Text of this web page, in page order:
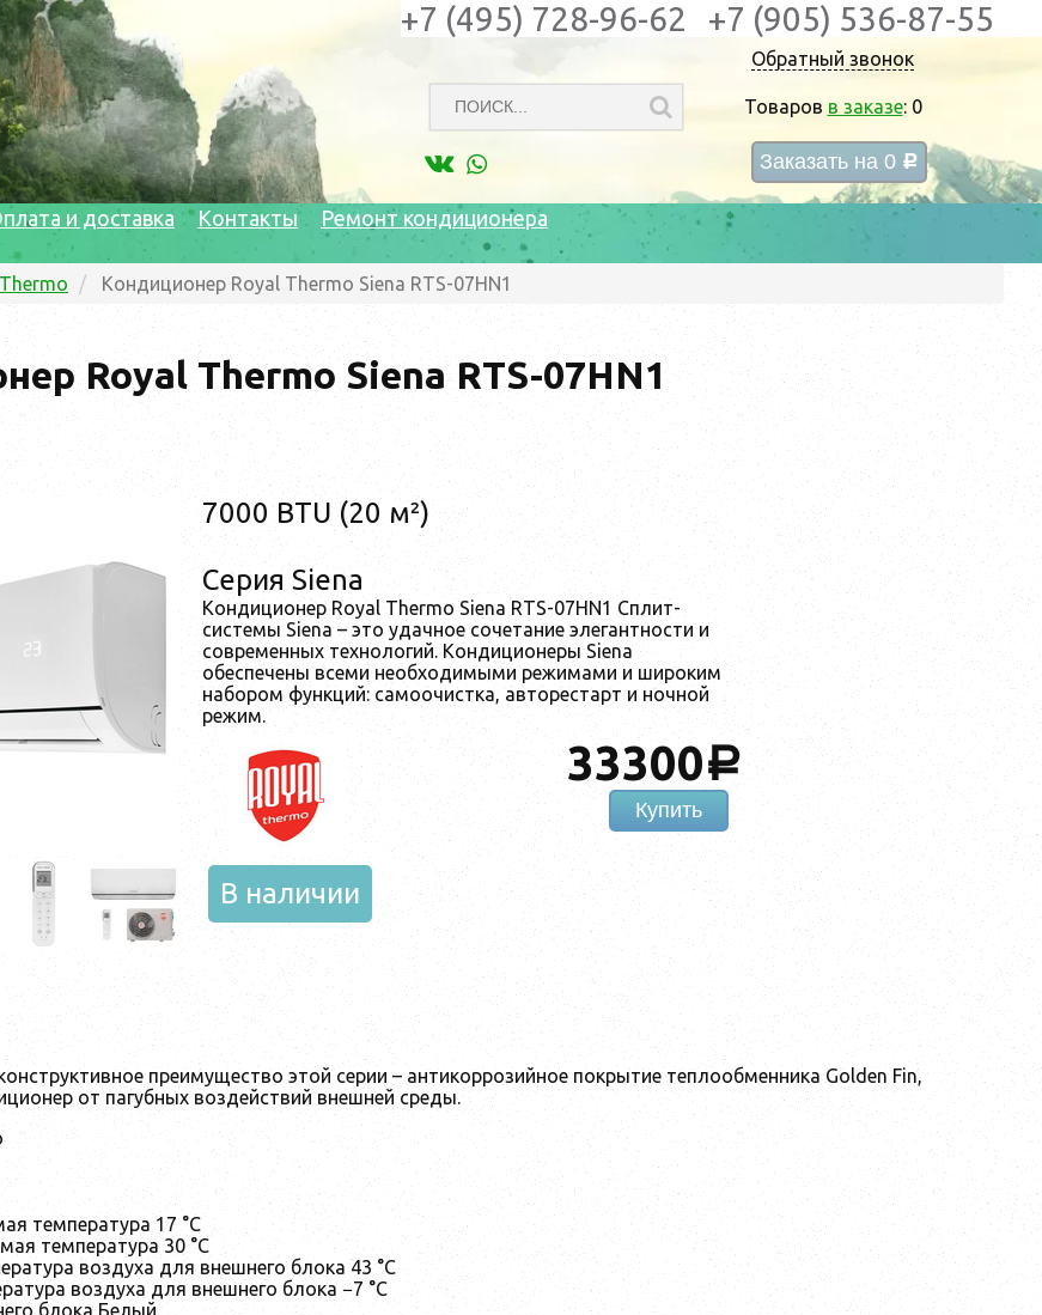
Обратный звонок
Товаров в заказе: 0
Заказать на 0 c
+7 (495) 728-96-62 +7 (905) 536-87-55
и доставка Контакты Ремонт кондиционера
Кондиционер Royal Thermo Siena RTS-07HN1
Royal Thermo Siena RTS-07HN1
7000 BTU (20 м²)
Серия Siena
Кондиционер Royal Thermo Siena RTS-07HN1 Сплит-
системы Siena – это удачное сочетание элегантности и
современных технологий. Кондиционеры Siena
обеспечены всеми необходимыми режимами и широким
набором функций: самоочистка, авторестарт и ночной
режим.
33300a
Купить
В наличии
преимущество этой серии – антикоррозийное покрытие теплообменника Golden Fin,
от пагубных воздействий внешней среды.
температура 17 °С
температура 30 °С
воздуха для внешнего блока 43 °С
воздуха для внешнего блока −7 °С
блока Белый